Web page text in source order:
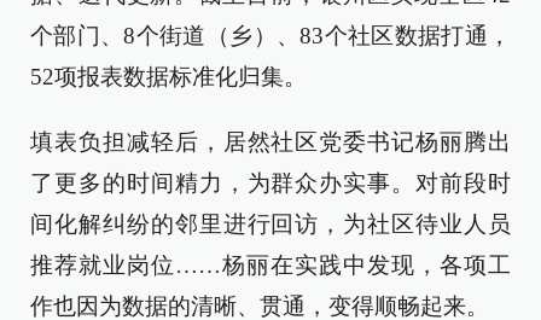
个部门、8个街道（乡）、83个社区数据打通，
52项报表数据标准化归集。
填表负担减轻后，居然社区党委书记杨丽腾出
了更多的时间精力，为群众办实事。对前段时
间化解纠纷的邻里进行回访，为社区待业人员
推荐就业岗位……杨丽在实践中发现，各项工
作也因为数据的清晰、贯通，变得顺畅起来。